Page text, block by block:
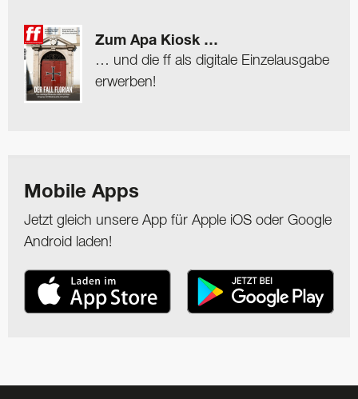
Zum Apa Kiosk …
… und die ff als digitale Einzelausgabe
erwerben!
Mobile Apps
Jetzt gleich unsere App für Apple iOS oder Google
Android laden!